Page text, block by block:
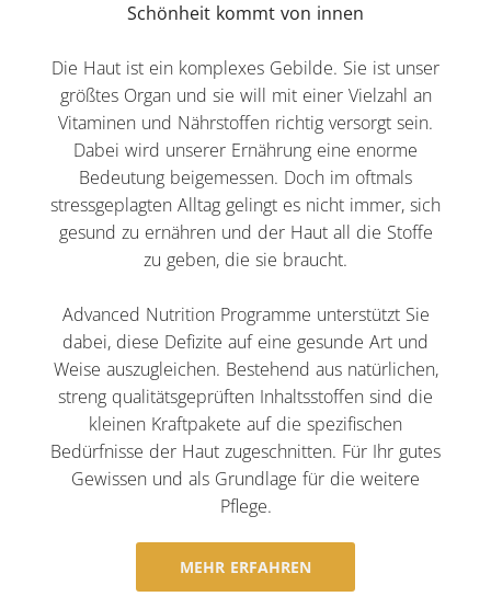
Schönheit kommt von innen
Die Haut ist ein komplexes Gebilde. Sie ist unser
größtes Organ und sie will mit einer Vielzahl an
Vitaminen und Nährstoffen richtig versorgt sein.
Dabei wird unserer Ernährung eine enorme
Bedeutung beigemessen. Doch im oftmals
stressgeplagten Alltag gelingt es nicht immer, sich
gesund zu ernähren und der Haut all die Stoffe
zu geben, die sie braucht.
Advanced Nutrition Programme unterstützt Sie
dabei, diese Defizite auf eine gesunde Art und
Weise auszugleichen. Bestehend aus natürlichen,
streng qualitätsgeprüften Inhaltsstoffen sind die
kleinen Kraftpakete auf die spezifischen
Bedürfnisse der Haut zugeschnitten. Für Ihr gutes
Gewissen und als Grundlage für die weitere
Pflege.
MEHR ERFAHREN